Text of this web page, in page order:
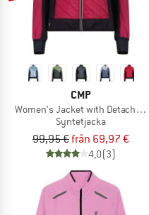
CMP
Women's Jacket with
Syntetjacka
99,95 €från 69,97 €
4,0(3)